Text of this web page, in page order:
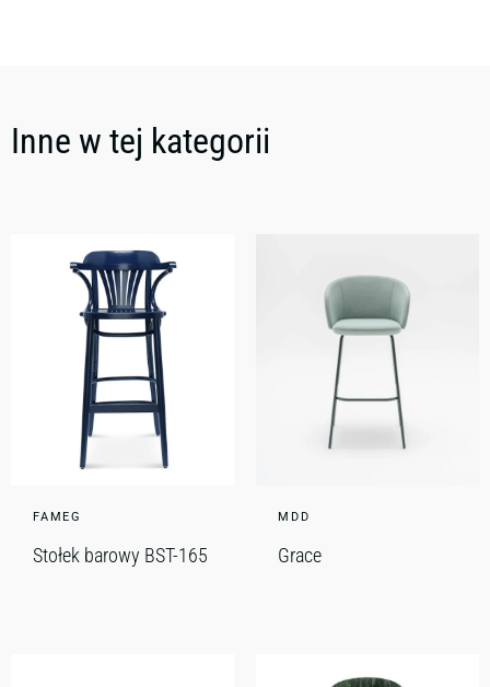
Inne w tej kategorii
FAMEG
Stołek barowy BST-165
MDD
Grace